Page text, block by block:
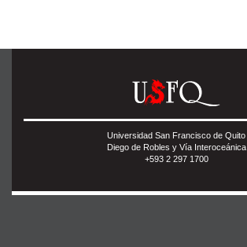
Universidad San Francisco de Quito
Diego de Robles y Vía Interoceánica
+593 2 297 1700